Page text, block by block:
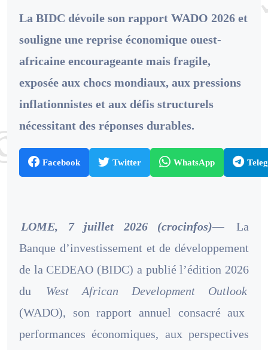
La BIDC dévoile son rapport WADO 2026 et
souligne une reprise économique ouest-
africaine encourageante mais fragile,
exposée aux chocs mondiaux, aux pressions
inflationnistes et aux défis structurels
nécessitant des réponses durables.
Facebook Twitter WhatsApp
LOME, 7 juillet 2026 (crocinfos)—
La
Banque d’investissement et de développement
de la CEDEAO (BIDC) a publié l’édition 2026
du
West African Development Outlook
(WADO), son rapport annuel consacré aux
performances économiques, aux perspectives